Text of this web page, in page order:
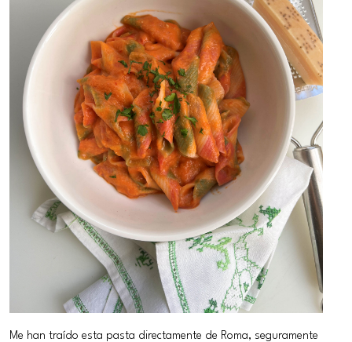
Me han traído esta pasta directamente de Roma, seguramente